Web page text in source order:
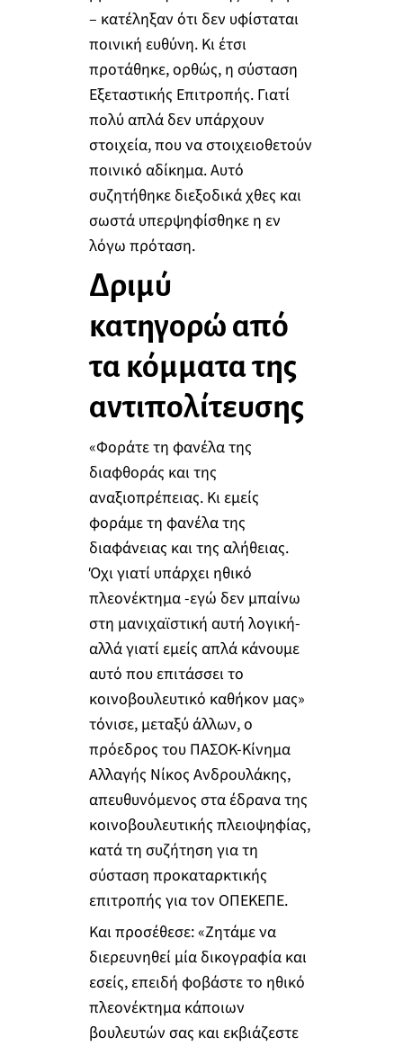
– κατέληξαν ότι δεν υφίσταται
ποινική ευθύνη. Κι έτσι
προτάθηκε, ορθώς, η σύσταση
Εξεταστικής Επιτροπής. Γιατί
πολύ απλά δεν υπάρχουν
στοιχεία, που να στοιχειοθετούν
ποινικό αδίκημα. Αυτό
συζητήθηκε διεξοδικά χθες και
σωστά υπερψηφίσθηκε η εν
λόγω πρόταση.
Δριμύ
κατηγορώ από
τα κόμματα της
αντιπολίτευσης
«Φοράτε τη φανέλα της
διαφθοράς και της
αναξιοπρέπειας. Κι εμείς
φοράμε τη φανέλα της
διαφάνειας και της αλήθειας.
Όχι γιατί υπάρχει ηθικό
πλεονέκτημα -εγώ δεν μπαίνω
στη μανιχαϊστική αυτή λογική-
αλλά γιατί εμείς απλά κάνουμε
αυτό που επιτάσσει το
κοινοβουλευτικό καθήκον μας»
τόνισε, μεταξύ άλλων, ο
πρόεδρος του ΠΑΣΟΚ-Κίνημα
Αλλαγής Νίκος Ανδρουλάκης,
απευθυνόμενος στα έδρανα της
κοινοβουλευτικής πλειοψηφίας,
κατά τη συζήτηση για τη
σύσταση προκαταρκτικής
επιτροπής για τον ΟΠΕΚΕΠΕ.
Και προσέθεσε: «Ζητάμε να
διερευνηθεί μία δικογραφία και
εσείς, επειδή φοβάστε το ηθικό
πλεονέκτημα κάποιων
βουλευτών σας και εκβιάζεστε